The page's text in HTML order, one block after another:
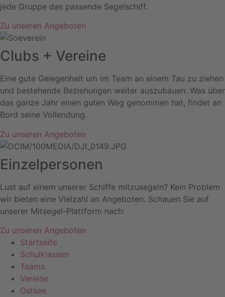
jede Gruppe das passende Segelschiff.
Zu unseren Angeboten
Clubs + Vereine
Eine gute Gelegenheit um im Team an einem Tau zu ziehen
und bestehende Beziehungen weiter auszubauen. Was über
das ganze Jahr einen guten Weg genommen hat, findet an
Bord seine Vollendung.
Zu unseren Angeboten
Einzelpersonen
Lust auf einem unserer Schiffe mitzusegeln? Kein Problem
wir bieten eine Vielzahl an Angeboten. Schauen Sie auf
unserer Mitsegel-Plattform nach:
Zu unseren Angeboten
Startseite
Schulklassen
Teams
Vereine
Ostsee